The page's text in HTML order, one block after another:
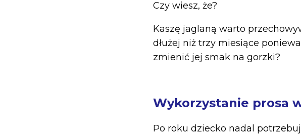
Czy wiesz, że?
Kaszę jaglaną warto
dłużej niż trzy miesiące
zmienić jej smak na gorzki?
Wykorzystanie prosa
Po roku dziecko nadal